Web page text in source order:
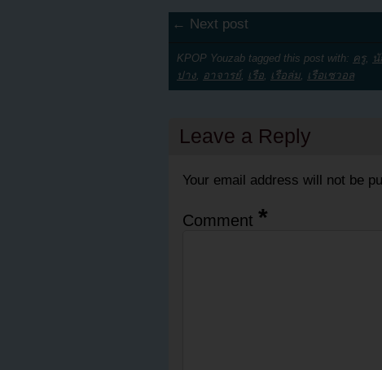
← Next post
KPOP Youzab tagged this post with: ครู, นั
ปาง, อาจารย์, เรือ, เรือล่ม, เรือเซวอล
Leave a Reply
Your email address will not be
Comment *